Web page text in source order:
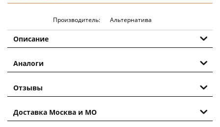
Производитель: Альтернатива
Описание
Аналоги
Отзывы
Доставка Москва и МО